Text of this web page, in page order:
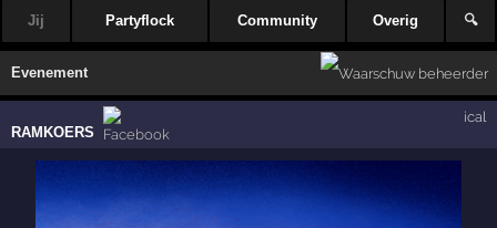
Jij Partyflock Community Overig 🔍
Evenement
RAMKOERS
ical